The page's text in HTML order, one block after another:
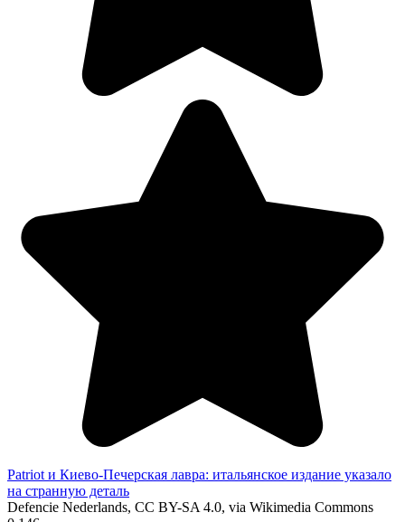
Patriot и Киево-Печерская лавра: итальянское издание указало
на странную деталь
Defencie Nederlands, CC BY-SA 4.0, via Wikimedia Commons